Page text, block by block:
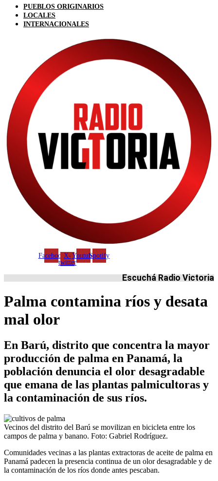
PUEBLOS ORIGINARIOS
LOCALES
INTERNACIONALES
FacebookX-
twitter
YoutubeSpotify
Escuchá Radio Victoria
Palma contamina ríos y desata
mal olor
En Barú, distrito que concentra la mayor
producción de palma en Panamá, la
población denuncia el olor desagradable
que emana de las plantas palmicultoras y
la contaminación de sus ríos.
Vecinos del distrito del Barú se movilizan en bicicleta entre los
campos de palma y banano. Foto: Gabriel Rodríguez.
Comunidades vecinas a las plantas extractoras de aceite de palma en
Panamá padecen la presencia continua de un olor desagradable y de
la contaminación de los ríos donde antes pescaban.